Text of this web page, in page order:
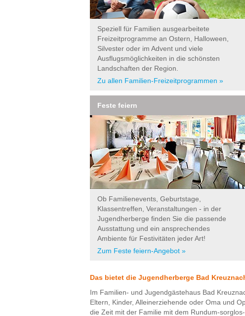
Speziell für Familien ausgearbeitete
Freizeitprogramme an Ostern, Halloween,
Silvester oder im Advent und viele
Ausflugsmöglichkeiten in die schönsten
Landschaften der Region.
Zu allen Familien-Freizeitprogrammen »
Feste feiern
Ob Familienevents, Geburtstage,
Klassentreffen, Veranstaltungen - in der
Jugendherberge finden Sie die passende
Ausstattung und ein ansprechendes
Ambiente für Festivitäten jeder Art!
Zum Feste feiern-Angebot »
Das bietet die Jugendherberge Bad
Im Familien- und Jugendgästehaus Bad
Eltern, Kinder, Alleinerziehende oder Oma und
die Zeit mit der Familie mit dem Rundum-